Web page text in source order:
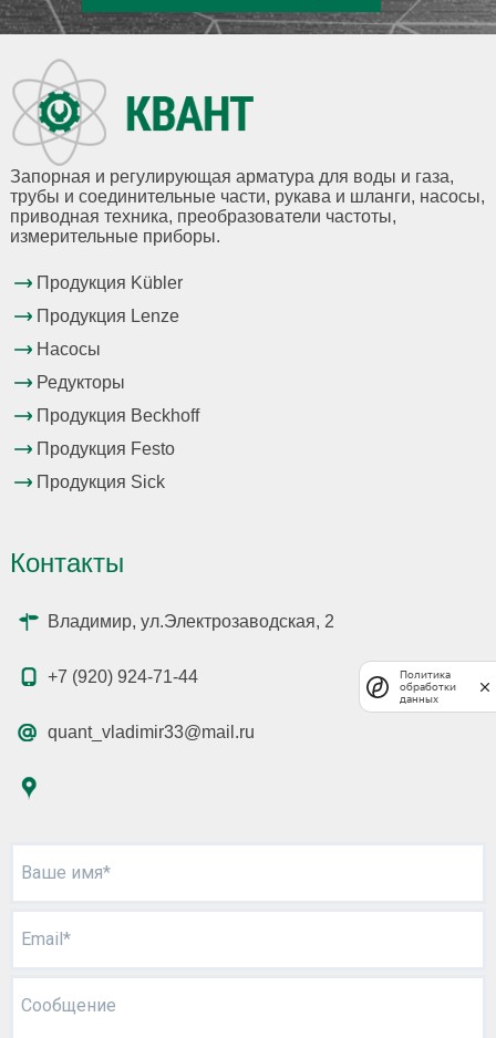
Запорная и регулирующая арматура для воды и газа,
трубы и соединительные части, рукава и шланги, насосы,
приводная техника, преобразователи частоты,
измерительные приборы.
Продукция Kübler
Продукция Lenze
Насосы
Редукторы
Продукция Beckhoff
Продукция Festo
Продукция Sick
Контакты
Владимир, ул.Электрозаводская, 2
+7 (920) 924-71-44
quant_vladimir33@mail.ru
Ваше имя*
Email*
Сообщение
Политика
обработки
данных